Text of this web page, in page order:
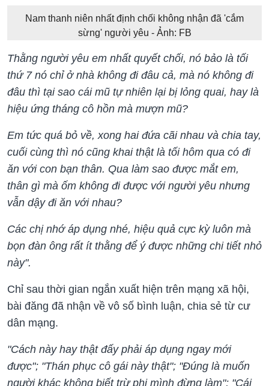
Nam thanh niên nhất định chối không nhận đã 'cắm
sừng' người yêu - Ảnh: FB
Thằng người yêu em nhất quyết chối, nó bảo là tối
thứ 7 nó chỉ ở nhà không đi đâu cả, mà nó không đi
đâu thì tại sao cái mũ tự nhiên lại bị lỏng quai, hay là
hiệu ứng tháng cô hồn mà mượn mũ?
Em tức quá bỏ về, xong hai đứa cãi nhau và chia tay,
cuối cùng thì nó cũng khai thật là tối hôm qua có đi
ăn với con bạn thân. Qua làm sao được mắt em,
thân gì mà ốm không đi được với người yêu nhưng
vẫn dậy đi ăn với nhau?
Các chị nhớ áp dụng nhé, hiệu quả cực kỳ luôn mà
bọn đàn ông rất ít thằng để ý được những chi tiết nhỏ
này".
Chỉ sau thời gian ngắn xuất hiện trên mạng xã hội,
bài đăng đã nhận về vô số bình luận, chia sẻ từ cư
dân mạng.
"Cách này hay thật đấy phải áp dụng ngay mới
được"; "Thán phục cô gái này thật"; "Đúng là muốn
người khác không biết trừ phi mình đừng làm"; "Cái